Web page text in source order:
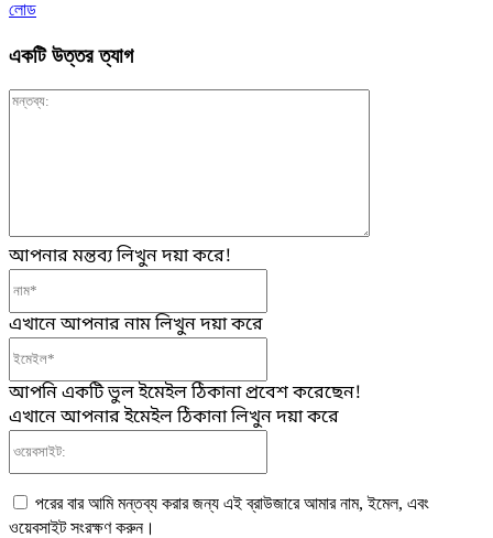
লোড
একটি উত্তর ত্যাগ
আপনার মন্তব্য লিখুন দয়া করে!
এখানে আপনার নাম লিখুন দয়া করে
আপনি একটি ভুল ইমেইল ঠিকানা প্রবেশ করেছেন!
এখানে আপনার ইমেইল ঠিকানা লিখুন দয়া করে
পরের বার আমি মন্তব্য করার জন্য এই ব্রাউজারে আমার নাম, ইমেল, এবং
ওয়েবসাইট সংরক্ষণ করুন।